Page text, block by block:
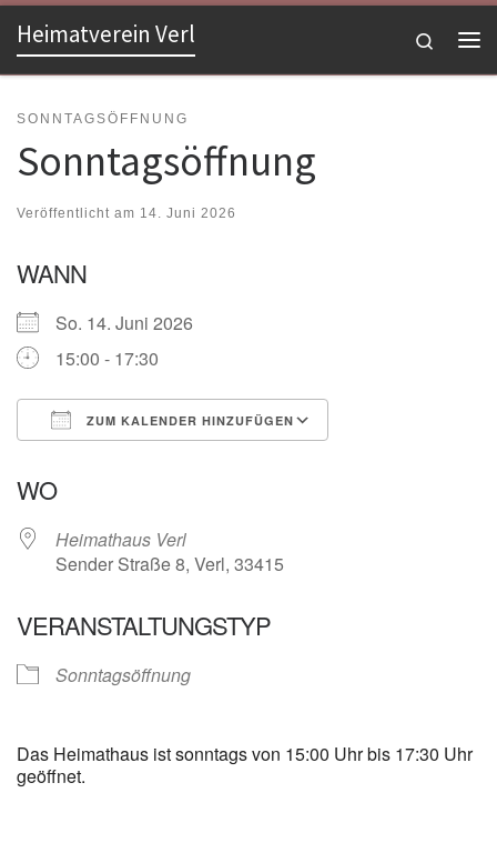
Zum Inhalt springen
Heimatverein Verl
Search
SONNTAGSÖFFNUNG
Sonntagsöffnung
Veröffentlicht am 14. Juni 2026
WANN
So. 14. Juni 2026
15:00 - 17:30
ZUM KALENDER HINZUFÜGEN
WO
Heimathaus Verl
Sender Straße 8, Verl, 33415
VERANSTALTUNGSTYP
Sonntagsöffnung
Das Heimathaus ist sonntags von 15:00 Uhr bis 17:30 Uhr
geöffnet.